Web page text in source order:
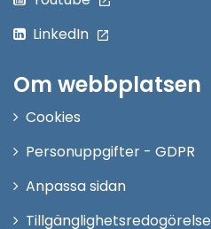
LinkedIn
Om webbplatsen
Cookies
Personuppgifter - GDPR
Anpassa sidan
Tillgänglighetsredogörelse